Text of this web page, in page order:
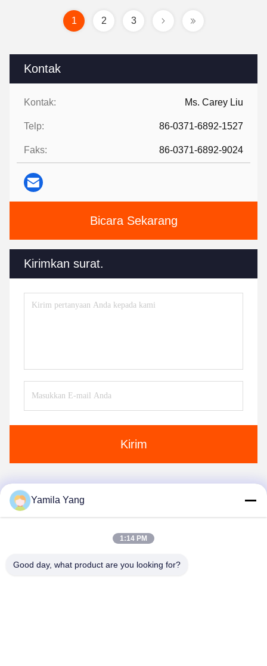
Kontak
Kontak: Ms. Carey Liu
Telp: 86-0371-6892-1527
Faks: 86-0371-6892-9024
Bicara Sekarang
Kirimkan surat.
Kirim
1 2 3
Yamila Yang
1:14 PM
Good day, what product are you looking for?